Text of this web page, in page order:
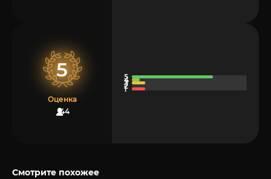
5
Оценка
44
Смотрите похожее